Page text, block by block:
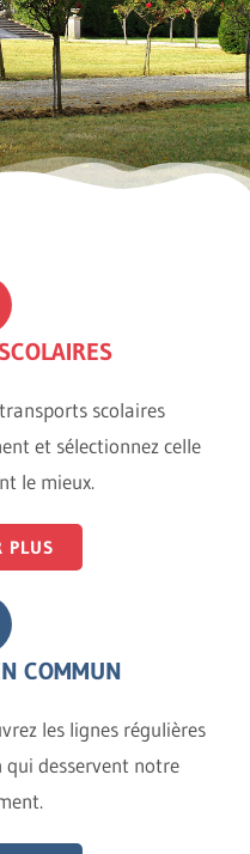
scolaires
et sélectionnez celle
le mieux.
PLUS
COMMUN
les lignes régulières
desservent notre